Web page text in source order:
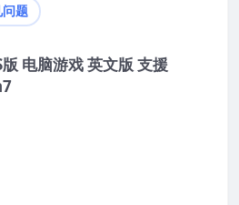
题
电脑游戏 英文版 支援